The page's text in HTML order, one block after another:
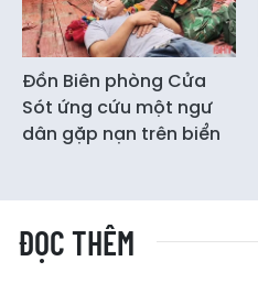
Đồn Biên phòng Cửa
Sót ứng cứu một ngư
dân gặp nạn trên biển
ĐỌC THÊM